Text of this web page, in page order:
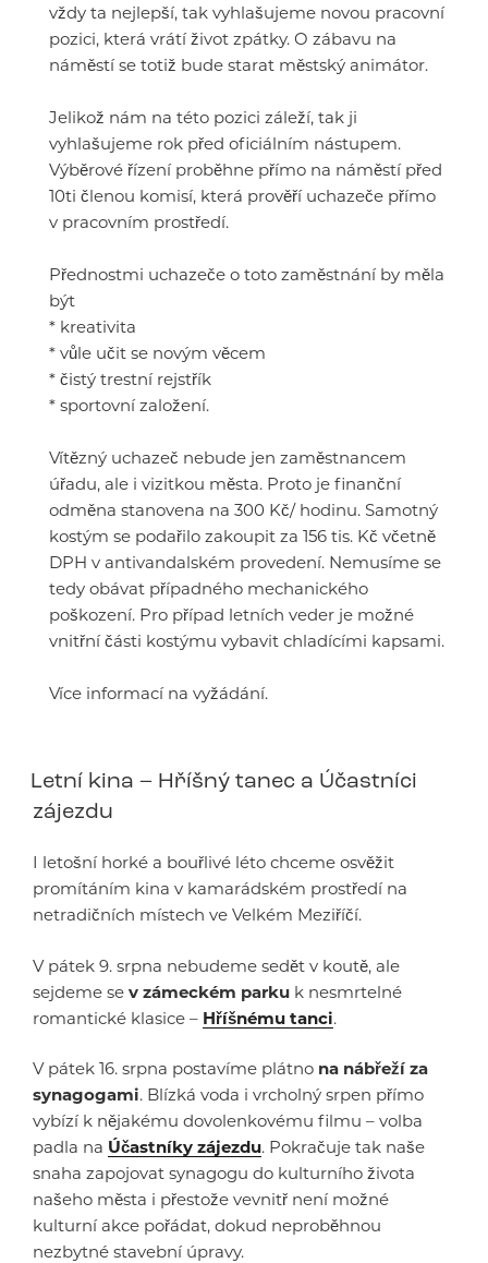
vždy ta nejlepší, tak vyhlašujeme novou pracovní
pozici, která vrátí život zpátky. O zábavu na
náměstí se totiž bude starat městský animátor.
Jelikož nám na této pozici záleží, tak ji
vyhlašujeme rok před oficiálním nástupem.
Výběrové řízení proběhne přímo na náměstí před
10ti členou komisí, která prověří uchazeče přímo
v pracovním prostředí.
Přednostmi uchazeče o toto zaměstnání by měla
být
* kreativita
* vůle učit se novým věcem
* čistý trestní rejstřík
* sportovní založení.
Vítězný uchazeč nebude jen zaměstnancem
úřadu, ale i vizitkou města. Proto je finanční
odměna stanovena na 300 Kč/ hodinu. Samotný
kostým se podařilo zakoupit za 156 tis. Kč včetně
DPH v antivandalském provedení. Nemusíme se
tedy obávat případného mechanického
poškození. Pro případ letních veder je možné
vnitřní části kostýmu vybavit chladícími kapsami.
Více informací na vyžádání.
Letní kina – Hříšný tanec a Účastníci
zájezdu
I letošní horké a bouřlivé léto chceme osvěžit
promítáním kina v kamarádském prostředí na
netradičních místech ve Velkém Meziříčí.
V pátek 9. srpna nebudeme sedět v koutě, ale
sejdeme se v zámeckém parku k nesmrtelné
romantické klasice – Hříšnému tanci.
V pátek 16. srpna postavíme plátno na nábřeží za
synagogami. Blízká voda i vrcholný srpen přímo
vybízí k nějakému dovolenkovému filmu – volba
padla na Účastníky zájezdu. Pokračuje tak naše
snaha zapojovat synagogu do kulturního života
našeho města i přestože vevnitř není možné
kulturní akce pořádat, dokud neproběhnou
nezbytné stavební úpravy.